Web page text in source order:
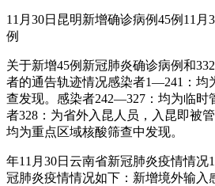
11月30日昆明新增确诊病例45例11月
例
关于新增45例新冠肺炎确诊病例和
者的通告轨迹情况感染者1—241：均
查发现。感染者242—327：均为临时
者328：为省外入昆人员，入昆即被
均为重点区域核酸筛查中发现。
年11月30日云南省新冠肺炎疫情情况
冠肺炎疫情情况如下：新增境外输入